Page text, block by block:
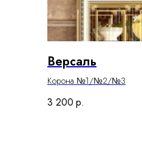
Версаль
Корона №1/№2/№3
3 200 р.